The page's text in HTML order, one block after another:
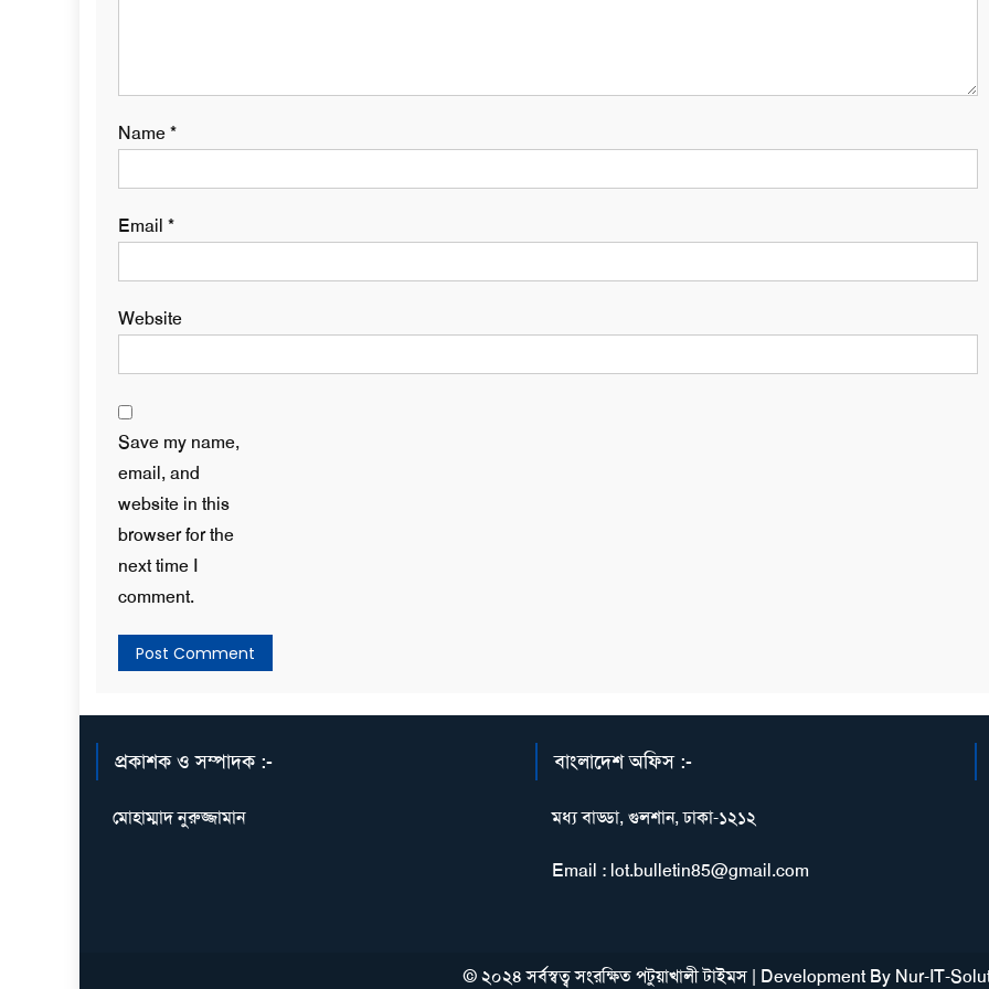
Name*
Email *
Website
Save my name,
email, and
website in this
browser for the
next time I
comment.
প্রকাশক ও সম্পাদক :-
মোহাম্মাদ নুরুজ্জামান
বাংলাদেশ অফিস :-
মধ্য বাড্ডা, গুলশান, ঢাকা-১২১২
Email : lot.bulletin85@gmail.com
© ২০২৪ সর্বস্বত্ব সংরক্ষিত পটুয়াখালী টাইমস | Development By Nur-IT-